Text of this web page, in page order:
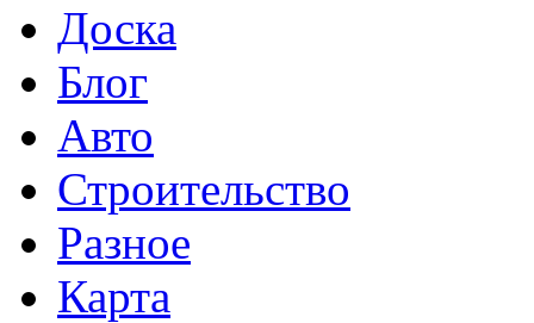
Доска
Блог
Авто
Строительство
Разное
Карта